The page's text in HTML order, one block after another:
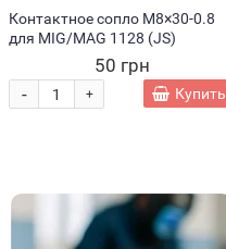
Контактное сопло М8×30-0.8
для MIG/MAG 1128 (JS)
50 грн
+
- Купить